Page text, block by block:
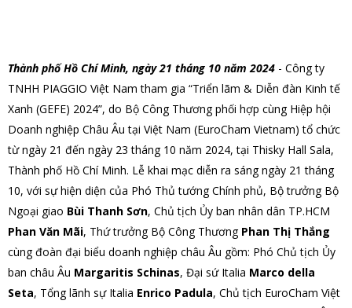
Thành phố Hồ Chí Minh, ngày 21 tháng 10 năm 2024 - Công ty
TNHH PIAGGIO Việt Nam tham gia “Triển lãm & Diễn đàn Kinh tế
Xanh (GEFE) 2024”, do Bộ Công Thương phối hợp cùng Hiệp hội
Doanh nghiệp Châu Âu tại Việt Nam (EuroCham Vietnam) tổ chức
từ ngày 21 đến ngày 23 tháng 10 năm 2024, tại Thisky Hall Sala,
Thành phố Hồ Chí Minh. Lễ khai mạc diễn ra sáng ngày 21 tháng
10, với sự hiện diện của Phó Thủ tướng Chính phủ, Bộ trưởng Bộ
Ngoại giao Bùi Thanh Sơn, Chủ tịch Ủy ban nhân dân TP.HCM
Phan Văn Mãi, Thứ trưởng Bộ Công Thương Phan Thị Thắng
cùng đoàn đại biểu doanh nghiệp châu Âu gồm: Phó Chủ tịch Ủy
ban châu Âu Margaritis Schinas, Đại sứ Italia Marco della
Seta, Tổng lãnh sự Italia Enrico Padula, Chủ tịch EuroCham Việt